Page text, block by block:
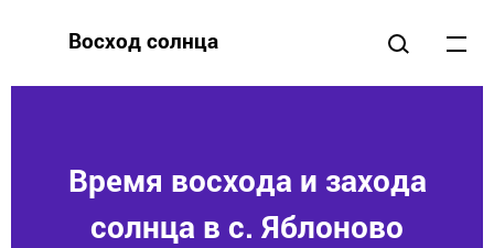
Восход солнца
Время восхода и захода
солнца в с. Яблоново